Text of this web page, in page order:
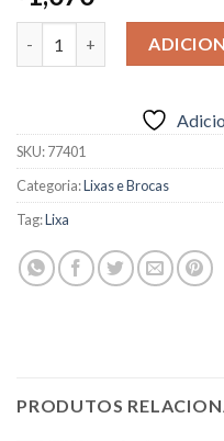
Lixa Preta SHAREYDVA
SKU:77401
Categoria:Lixas e Brocas
Tag:Lixa
PRODUTOS